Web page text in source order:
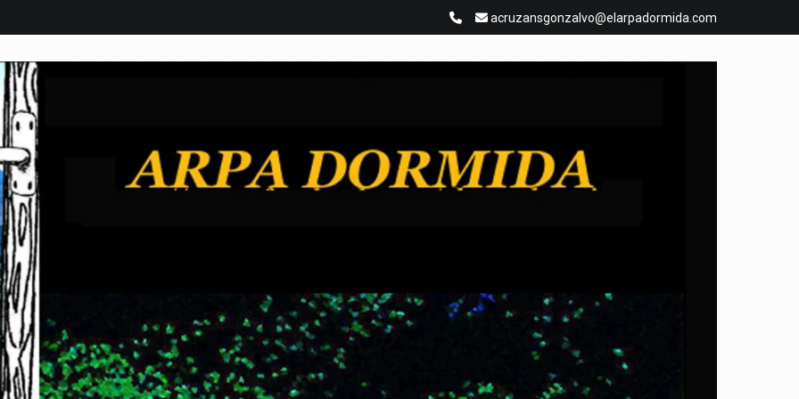
acruzansgonzalvo@elarpadormida.com